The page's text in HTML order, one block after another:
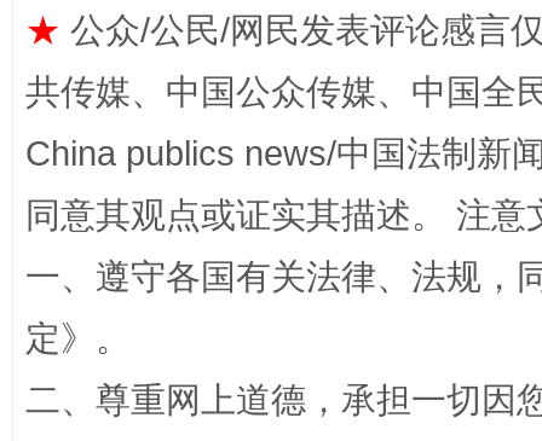
★ 公众/公民/网民发表评论感言
共传媒、中国公众传媒、中国全
China publics news/中国法制新
同意其观点或证实其描述。 注
一、遵守各国有关法律、法规，
定》。
二、尊重网上道德，承担一切因